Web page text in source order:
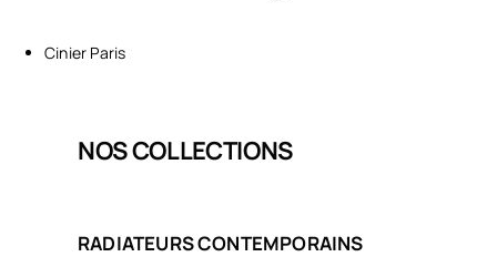
Cinier Paris
NOS COLLECTIONS
RADIATEURS CONTEMPORAINS